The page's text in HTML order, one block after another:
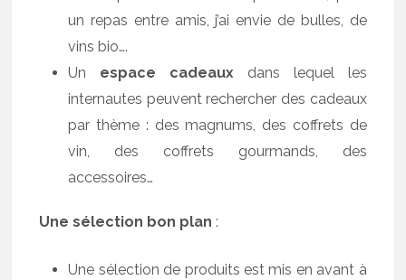
un repas entre amis, j’ai envie de bulles, de
vins bio….
Un espace cadeaux dans lequel les
internautes peuvent rechercher des cadeaux
par thème : des magnums, des coffrets de
vin, des coffrets gourmands, des
accessoires…
Une sélection bon plan :
Une sélection de produits est mis en avant à